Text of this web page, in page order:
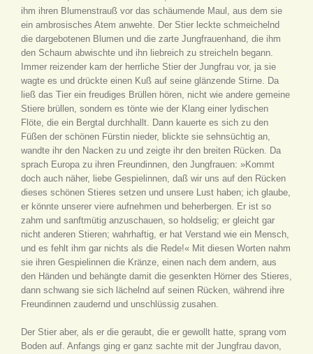
ihm ihren Blumenstrauß vor das schäumende Maul, aus dem sie
ein ambrosisches Atem anwehte. Der Stier leckte schmeichelnd
die dargebotenen Blumen und die zarte Jungfrauenhand, die ihm
den Schaum abwischte und ihn liebreich zu streicheln begann.
Immer reizender kam der herrliche Stier der Jungfrau vor, ja sie
wagte es und drückte einen Kuß auf seine glänzende Stirne. Da
ließ das Tier ein freudiges Brüllen hören, nicht wie andere gemeine
Stiere brüllen, sondern es tönte wie der Klang einer lydischen
Flöte, die ein Bergtal durchhallt. Dann kauerte es sich zu den
Füßen der schönen Fürstin nieder, blickte sie sehnsüchtig an,
wandte ihr den Nacken zu und zeigte ihr den breiten Rücken. Da
sprach Europa zu ihren Freundinnen, den Jungfrauen: »Kommt
doch auch näher, liebe Gespielinnen, daß wir uns auf den Rücken
dieses schönen Stieres setzen und unsere Lust haben; ich glaube,
er könnte unserer viere aufnehmen und beherbergen. Er ist so
zahm und sanftmütig anzuschauen, so holdselig; er gleicht gar
nicht anderen Stieren; wahrhaftig, er hat Verstand wie ein Mensch,
und es fehlt ihm gar nichts als die Rede!« Mit diesen Worten nahm
sie ihren Gespielinnen die Kränze, einen nach dem andern, aus
den Händen und behängte damit die gesenkten Hörner des Stieres,
dann schwang sie sich lächelnd auf seinen Rücken, während ihre
Freundinnen zaudernd und unschlüssig zusahen.
Der Stier aber, als er die geraubt, die er gewollt hatte, sprang vom
Boden auf. Anfangs ging er ganz sachte mit der Jungfrau davon,